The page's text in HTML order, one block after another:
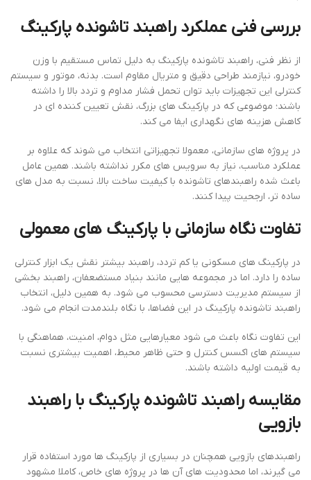
بررسی فنی عملکرد راهبند تاشونده پارکینگ
از نظر فنی، راهبند تاشونده پارکینگ به دلیل تماس مستقیم با وزن
خودرو، نیازمند طراحی دقیق و متریال مقاوم است. بدنه، موتور و سیستم
کنترلی این تجهیزات باید توان تحمل فشار مداوم و تردد بالا را داشته
باشند؛ موضوعی که در پارکینگ های بزرگ، نقش تعیین کننده ای در
کاهش هزینه های نگهداری ایفا می کند.
در پروژه های سازمانی، معمولا تجهیزاتی انتخاب می شوند که علاوه بر
عملکرد مناسب، نیاز به سرویس های مکرر نداشته باشند. همین عامل
باعث شده راهبندهای تاشونده با کیفیت ساخت بالا، نسبت به مدل های
ساده تر، ارجحیت پیدا کنند.
تفاوت نگاه سازمانی با پارکینگ های معمولی
در پارکینگ های مسکونی یا کم تردد، راهبند بیشتر نقش یک ابزار کنترلی
ساده را دارد. اما در مجموعه هایی مانند بنیاد مستضعفان، راهبند بخشی
از سیستم مدیریت دسترسی محسوب می شود. به همین دلیل، انتخاب
راهبند تاشونده پارکینگ در این فضاها، با نگاه بلندمدت انجام می شود.
این تفاوت نگاه باعث می شود معیارهایی مثل دوام، امنیت، هماهنگی با
سیستم های اکسس کنترل و حتی ظاهر محیط، اهمیت بیشتری نسبت
به قیمت اولیه داشته باشند.
مقایسه راهبند تاشونده پارکینگ با راهبند
بازویی
راهبندهای بازویی همچنان در بسیاری از پارکینگ ها مورد استفاده قرار
می گیرند، اما محدودیت های آن ها در پروژه های خاص، کاملا مشهود